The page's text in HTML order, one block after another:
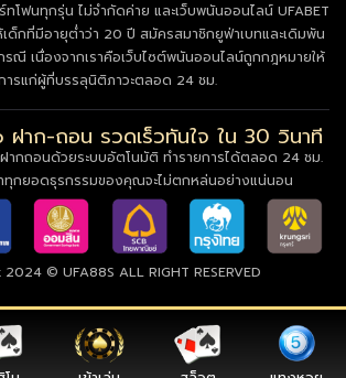
โฟนทุกรุ่น ไม่จำกัดค่าย และเว็บพนันออนไลน์ UFABET
เด็กที่มีอายุต่ำว่า 20 ปี สมัครสมาชิกยูฟ่าเบทและเดิมพัน
รณี เนื่องจากเราคือเว็บไซต์พนันออนไลน์ถูกกฎหมายให้
ารแก่ผู้ที่บรรลุนิติภาวะตลอด 24 ชม.
ฝาก-ถอน รวดเร็วทันใจ ใน 30 วินาที
ากถอนด้วยระบบอัตโนมัติ ทำรายการได้ตลอด 24 ชม.
ทุกยอดธุรกรรมของคุณจะไม่ตกหล่นอย่างแน่นอน
© UFA88S ALL RIGHT RESERVED